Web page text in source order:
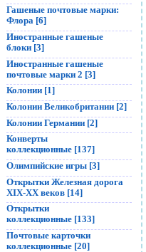
Гашеные почтовые марки:
Флора [6]
Иностранные гашеные
блоки [3]
Иностранные гашеные
почтовые марки 2 [3]
Колонии [1]
Колонии Великобритании [2]
Колонии Германии [2]
Конверты
коллекционные [137]
Олимпийские игры [3]
Открытки Железная дорога
XIX-XX веков [14]
Открытки
коллекционные [133]
Почтовые карточки
коллекционные [20]